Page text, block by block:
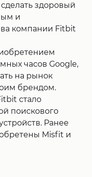
здоровый
и
компании Fitbit
часов Google,
на рынок
брендом.
стало
поискового
Ранее
Misfit и